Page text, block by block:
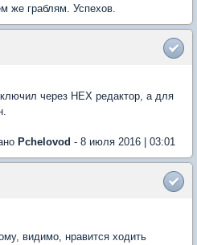
же граблям. Успехов.
через HEX редактор, а для
Pchelovod - 8 июля 2016 | 03:01
видимо, нравится ходить